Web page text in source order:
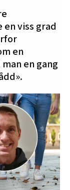
viss grad
en
en gang